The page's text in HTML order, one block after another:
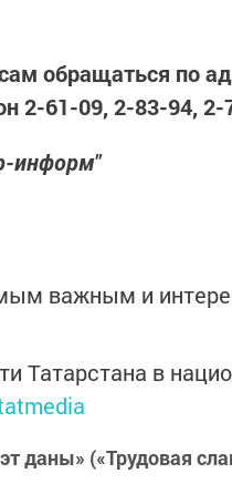
обращаться по
2-61-09, 2-83-94, 2-
информ"
важным и
Татарстана в
даны» («Трудовая